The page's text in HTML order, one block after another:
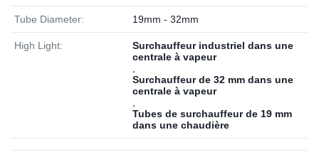
Tube Diameter: 19mm - 32mm
High Light:
Surchauffeur industriel dans une
centrale à vapeur
Surchauffeur de 32 mm dans une
centrale à vapeur
Tubes de surchauffeur de 19 mm
dans une chaudière